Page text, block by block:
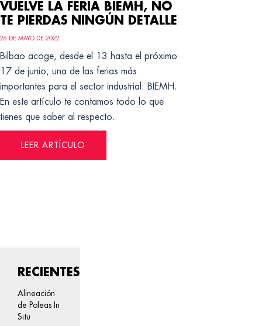
VUELVE LA FERIA BIEMH, NO
TE PIERDAS NINGÚN DETALLE
26 DE MAYO DE 2022
Bilbao acoge, desde el 13 hasta el próximo
17 de junio, una de las ferias más
importantes para el sector industrial: BIEMH.
En este artículo te contamos todo lo que
tienes que saber al respecto.
LEER ARTÍCULO
RECIENTES
Alineación
de Poleas In
Situ